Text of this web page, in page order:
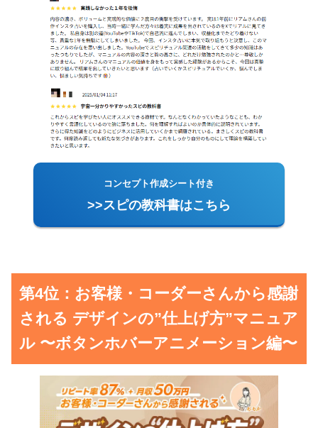
コンセプト作成シート付き
>>スピの教科書はこちら
第4位：お客様・コーダーさんから感謝
される デザインの”仕上げ方”マニュア
ル 〜ボタンホバーアニメーション編〜